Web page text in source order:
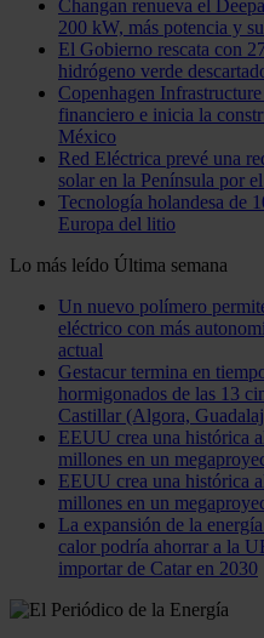
Changan renueva el
200 kW, más potencia y
El Gobierno rescata con
hidrógeno verde
Copenhagen
financiero e inicia la
México
Red Eléctrica prevé una
solar en la Península por
Tecnología holandesa de
Europa del litio
Lo más leído Última semana
Un nuevo polímero
eléctrico con más
actual
Gestacur termina en
hormigonados de las 13
Castillar (Algora,
EEUU crea una histórica
millones en un
EEUU crea una histórica
millones en un
La expansión de la
calor podría ahorrar a la
importar de Catar en 2030